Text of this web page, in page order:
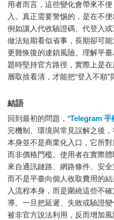
用者而言，這些變化會帶來不
入。真正需要警惕的，是在不
例如讓人代收驗證碼、代登入
做法短期看似省事，長期卻可
更難恢復的連鎖風險。理解平
題時堅持官方路徑，實際上是
層取捨看清，才能把“登入不順”
結語
回到最初的問題，“Telegram 手
完機制、環境與常見誤解之後
本身並不是商業化入口，它所
而非價格門檻。使用者在實際
來自通訊鏈路、網路條件、安
而不是平臺向個人收取費用的
入流程本身，而是圍繞這些不
導。一旦把延遲、失敗或驗證
被非官方說法利用，反而增加